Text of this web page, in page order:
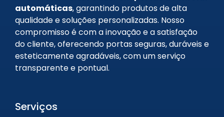
automáticas, garantindo produtos de alta
qualidade e soluções personalizadas. Nosso
compromisso é com a inovação e a satisfação
do cliente, oferecendo portas seguras, duráveis e
esteticamente agradáveis, com um serviço
transparente e pontual.
Serviços